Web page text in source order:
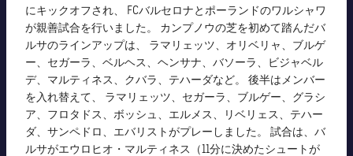
にキックオフされ、 FCバルセロナとポーランドのワルシャワ
が親善試合を行いました。 カンプノウの芝を初めて踏んだバ
ルサのラインアップは、 ラマリェッツ、オリベリャ、ブルゲ
ー、セガーラ、ベルヘス、ヘンサナ、バソーラ、ビジャベル
デ、マルティネス、クバラ、テハーダなど。 後半はメンバー
を入れ替えて、 ラマリェッツ、セガーラ、ブルゲー、グラシ
ア、フロタドス、ボッシュ、エルメス、リベリェス、テハー
ダ、サンペドロ、エバリストがプレーしました。 試合は、バ
ルサがエウロヒオ・マルティネス（11分に決めたシュートが